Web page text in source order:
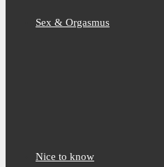
Sex & Orgasmus
Nice to know